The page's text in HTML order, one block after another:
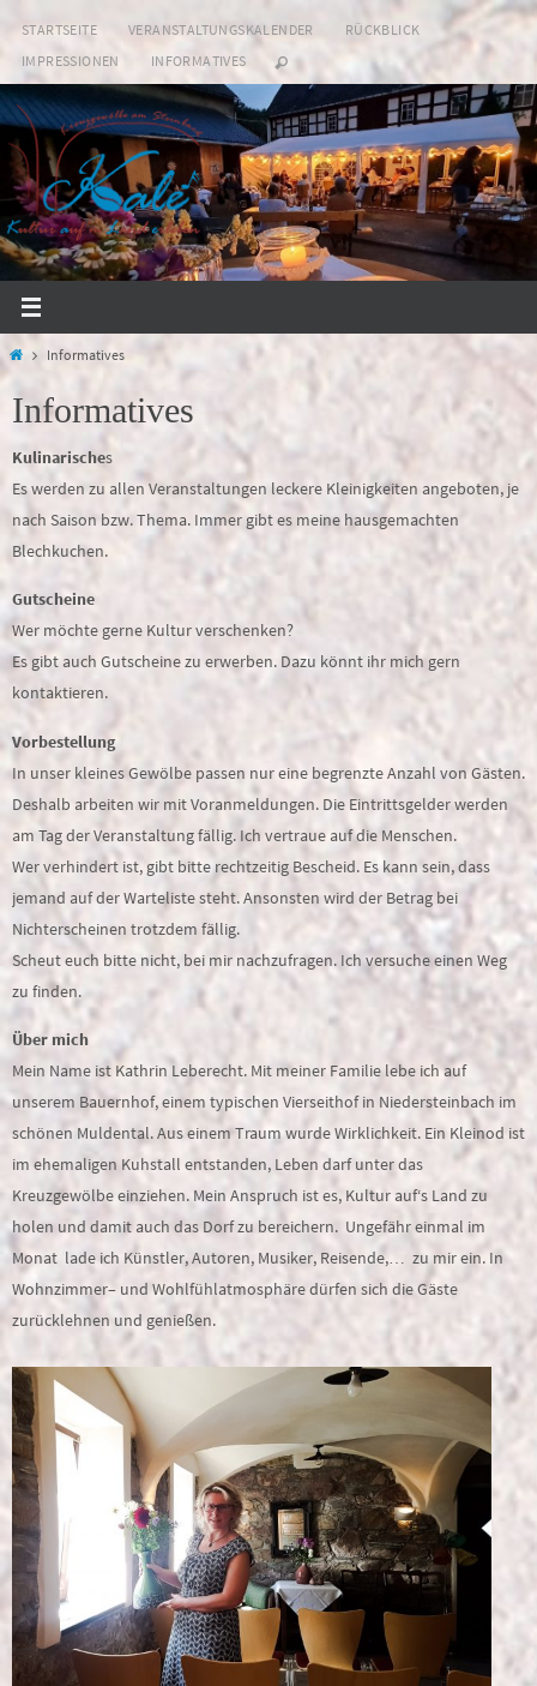
Zum
Inhalt
springen
STARTSEITE VERANSTALTUNGSKALENDER
RÜCKBLICK
IMPRESSIONEN
INFORMATIVES
StartInformatives
Informatives
Kulinarisches
Es werden zu allen Veranstaltungen leckere Kleinigkeiten angeboten, je
nach Saison bzw. Thema. Immer gibt es meine hausgemachten
Blechkuchen.
Gutscheine
Wer möchte gerne Kultur verschenken?
Es gibt auch Gutscheine zu erwerben. Dazu könnt ihr mich gern
kontaktieren.
Vorbestellung
In unser kleines Gewölbe passen nur eine begrenzte Anzahl von Gästen.
Deshalb arbeiten wir mit Voranmeldungen. Die Eintrittsgelder werden
am Tag der Veranstaltung fällig. Ich vertraue auf die Menschen.
Wer verhindert ist, gibt bitte rechtzeitig Bescheid. Es kann sein, dass
jemand auf der Warteliste steht. Ansonsten wird der Betrag bei
Nichterscheinen trotzdem fällig.
Scheut euch bitte nicht, bei mir nachzufragen. Ich versuche einen Weg
zu finden.
Über mich
Mein Name ist Kathrin Leberecht. Mit meiner Familie lebe ich auf
unserem Bauernhof, einem typischen Vierseithof in Niedersteinbach im
schönen Muldental. Aus einem Traum wurde Wirklichkeit. Ein Kleinod ist
im ehemaligen Kuhstall entstanden, Leben darf unter das
Kreuzgewölbe einziehen. Mein Anspruch ist es, Kultur auf‘s Land zu
holen und damit auch das Dorf zu bereichern. Ungefähr einmal im
Monat lade ich Künstler, Autoren, Musiker, Reisende,… zu mir ein. In
Wohnzimmer– und Wohlfühlatmosphäre dürfen sich die Gäste
zurücklehnen und genießen.